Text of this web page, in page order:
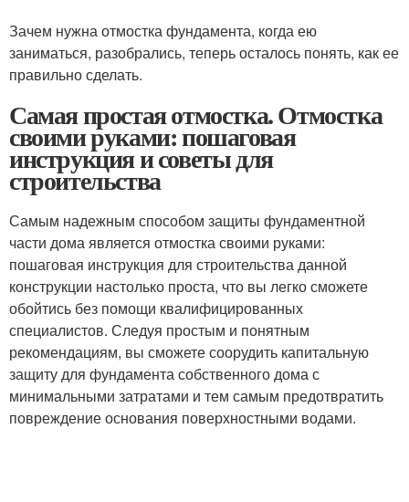
Зачем нужна отмостка фундамента, когда ею
заниматься, разобрались, теперь осталось понять, как ее
правильно сделать.
Самая простая отмостка. Отмостка
своими руками: пошаговая
инструкция и советы для
строительства
Самым надежным способом защиты фундаментной
части дома является отмостка своими руками:
пошаговая инструкция для строительства данной
конструкции настолько проста, что вы легко сможете
обойтись без помощи квалифицированных
специалистов. Следуя простым и понятным
рекомендациям, вы сможете соорудить капитальную
защиту для фундамента собственного дома с
минимальными затратами и тем самым предотвратить
повреждение основания поверхностными водами.